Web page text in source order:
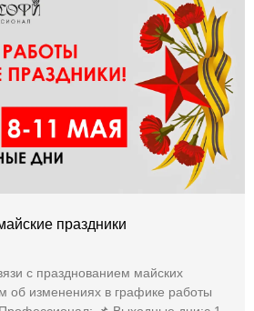
праздники
с празднованием майских
об изменениях в графике работы